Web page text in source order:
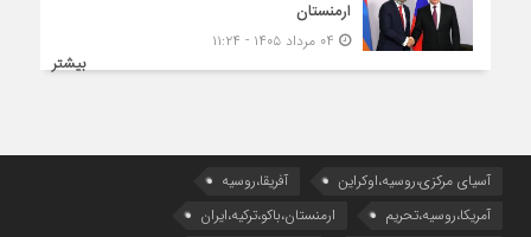
ارمنستان
بیشتر
آسیای مرکزی،روسیه،اوکراین
آفریقا،روسیه
آمریکا،روسیه،تحریم
ارمنستان،باکو،ترکیه،ایران